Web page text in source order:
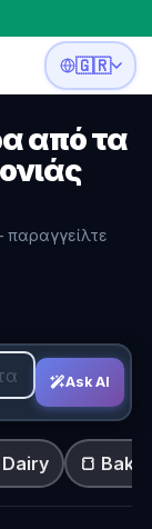
🇬🇷
από τα
παραγγείλτε
Ask AI
Dairy 🍞